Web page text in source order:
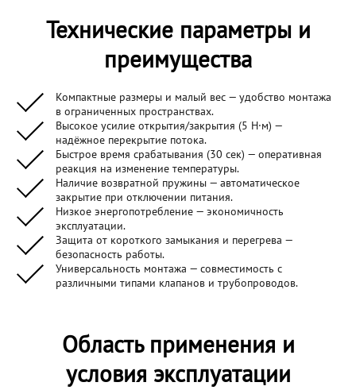
Технические параметры и
преимущества
Компактные размеры и малый вес — удобство монтажа
в ограниченных пространствах.
Высокое усилие открытия/закрытия (5 Н·м) —
надёжное перекрытие потока.
Быстрое время срабатывания (30 сек) — оперативная
реакция на изменение температуры.
Наличие возвратной пружины — автоматическое
закрытие при отключении питания.
Низкое энергопотребление — экономичность
эксплуатации.
Защита от короткого замыкания и перегрева —
безопасность работы.
Универсальность монтажа — совместимость с
различными типами клапанов и трубопроводов.
Область применения и
условия эксплуатации